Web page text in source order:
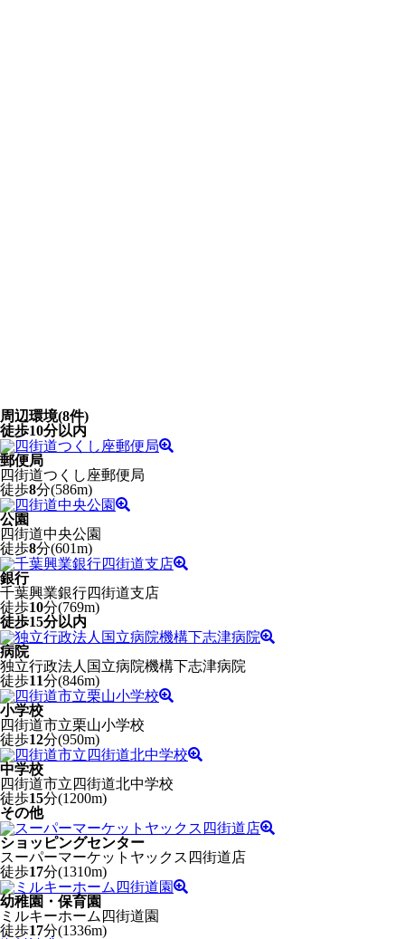
周辺環境(8件)
徒歩10分以内
郵便局
四街道つくし座郵便局
徒歩8分(586m)
公園
四街道中央公園
徒歩8分(601m)
銀行
千葉興業銀行四街道支店
徒歩10分(769m)
徒歩15分以内
病院
独立行政法人国立病院機構下志津病院
徒歩11分(846m)
小学校
四街道市立栗山小学校
徒歩12分(950m)
中学校
四街道市立四街道北中学校
徒歩15分(1200m)
その他
ショッピングセンター
スーパーマーケットヤックス四街道店
徒歩17分(1310m)
幼稚園・保育園
ミルキーホーム四街道園
徒歩17分(1336m)